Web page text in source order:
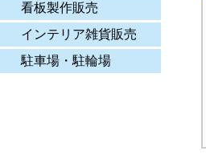
看板製作販売
インテリア雑貨販売
駐車場・駐輪場